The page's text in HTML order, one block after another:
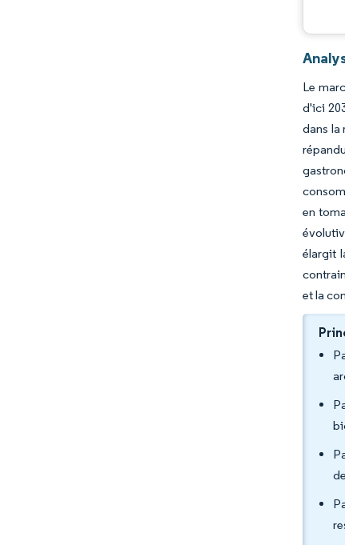
Le
d'ici
dans la
en
élargit
et la